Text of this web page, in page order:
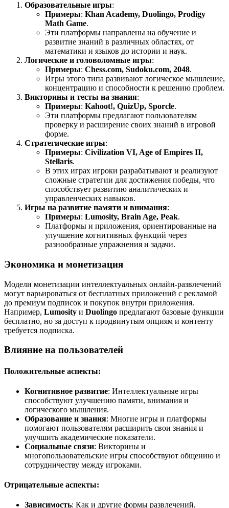
Образовательные игры:
Примеры: Khan Academy, Duolingo, Prodigy
Math Game.
Эти платформы направлены на обучение и
развитие знаний в различных областях, от
математики и языков до истории и наук.
Логические и головоломные игры:
Примеры: Chess.com, Sudoku.com, 2048.
Игры этого типа развивают логическое мышление,
концентрацию и способности к решению проблем.
Викторины и тесты на знания:
Примеры: Kahoot!, QuizUp, Sporcle.
Эти платформы предлагают пользователям
проверку и расширение своих знаний в игровой
форме.
Стратегические игры:
Примеры: Civilization VI, Age of Empires II,
Stellaris.
В этих играх игроки разрабатывают и реализуют
сложные стратегии для достижения победы, что
способствует развитию аналитических и
управленческих навыков.
Игры на развитие памяти и внимания:
Примеры: Lumosity, Brain Age, Peak.
Платформы и приложения, ориентированные на
улучшение когнитивных функций через
разнообразные упражнения и задачи.
Экономика и монетизация
Модели монетизации интеллектуальных онлайн-развлечений
могут варьироваться от бесплатных приложений с рекламой
до премиум подписок и покупок внутри приложения.
Например, Lumosity и Duolingo предлагают базовые функции
бесплатно, но за доступ к продвинутым опциям и контенту
требуется подписка.
Влияние на пользователей
Положительные аспекты:
Когнитивное развитие: Интеллектуальные игры
способствуют улучшению памяти, внимания и
логического мышления.
Образование и знания: Многие игры и платформы
помогают пользователям расширить свои знания и
улучшить академические показатели.
Социальные связи: Викторины и
многопользовательские игры способствуют общению и
сотрудничеству между игроками.
Отрицательные аспекты:
Зависимость: Как и другие формы развлечений,